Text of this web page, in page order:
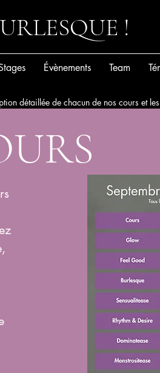
!
Évènements Team
détaillée de chacun de nos cours et